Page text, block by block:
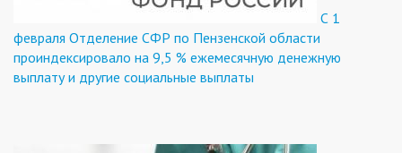
С 1
февраля Отделение СФР по Пензенской области
проиндексировало на 9,5 % ежемесячную денежную
выплату и другие социальные выплаты